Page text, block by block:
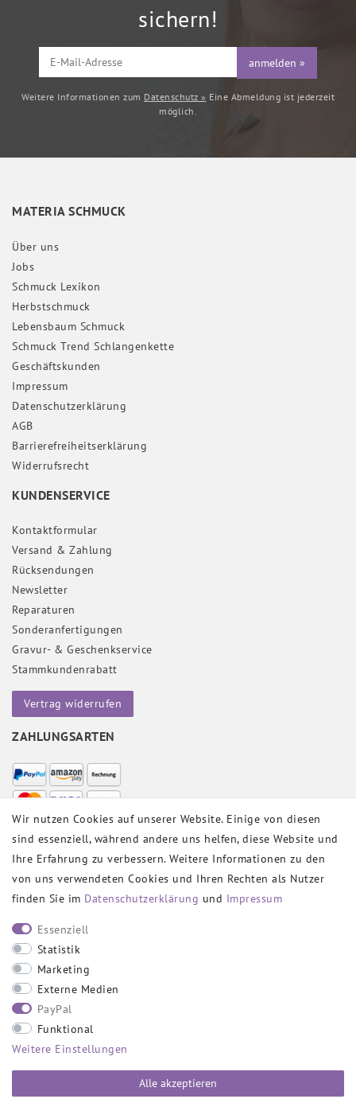
sichern!
anmelden »
Weitere Informationen zum Datenschutz » Eine Abmeldung ist jederzeit
möglich.
MATERIA SCHMUCK
Über uns
Jobs
Schmuck Lexikon
Herbstschmuck
Lebensbaum Schmuck
Schmuck Trend Schlangenkette
Geschäftskunden
Impressum
Daten­schutz­erklärung
AGB
Barrierefreiheitserklärung
Widerrufs­recht
KUNDENSERVICE
Kontaktformular
Versand & Zahlung
Rücksendungen
Newsletter
Reparaturen
Sonderanfertigungen
Gravur- & Geschenkservice
Stammkundenrabatt
Vertrag widerrufen
ZAHLUNGSARTEN
VERSANDPARTNER
SOCIAL
SICHER EINKAUFEN
Wir nutzen Cookies auf unserer Website. Einige von diesen
sind essenziell, während andere uns helfen, diese Website und
Ihre Erfahrung zu verbessern. Weitere Informationen zu den
von uns verwendeten Cookies und Ihren Rechten als Nutzer
finden Sie im Daten­schutz­erklärung und Impressum
Essenziell
Statistik
Marketing
Externe Medien
PayPal
Funktional
Weitere Einstellungen
Alle akzeptieren